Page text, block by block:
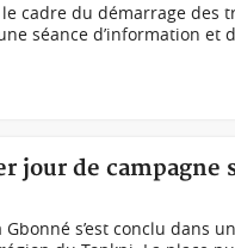
cadre du démarrage des
séance d’information et
de campagne
s’est conclu dans